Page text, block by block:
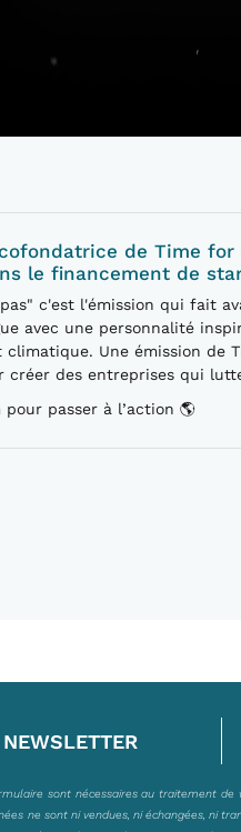
de Time
le financement de
c'est l'émission qui fait
avec une personnalité
Une émission de
créer des entreprises qui
pour passer à l’action 🌎
sont nécessaires au traitement
ne sont ni vendues, ni échangées, ni